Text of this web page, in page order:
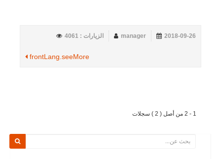
2018-09-26
manager الزيارات : 4061
frontLang.seeMore
1 - 2 من أصل ( 2 ) سجلات